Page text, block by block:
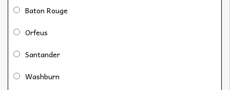
Baton Rouge
Orfeus
Santander
Washburn